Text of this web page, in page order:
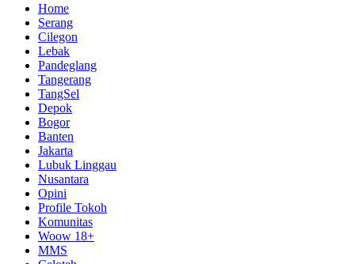
Home
Serang
Cilegon
Lebak
Pandeglang
Tangerang
TangSel
Depok
Bogor
Banten
Jakarta
Lubuk Linggau
Nusantara
Opini
Profile Tokoh
Komunitas
Woow 18+
MMS